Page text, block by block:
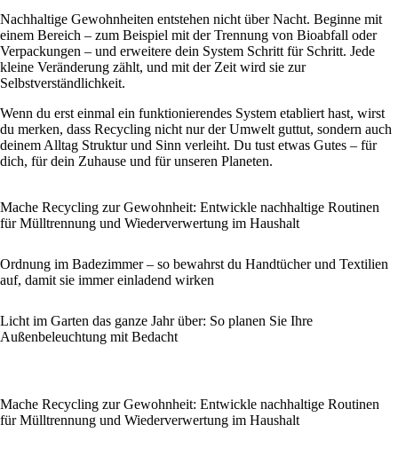
Nachhaltige Gewohnheiten entstehen nicht über Nacht. Beginne mit
einem Bereich – zum Beispiel mit der Trennung von Bioabfall oder
Verpackungen – und erweitere dein System Schritt für Schritt. Jede
kleine Veränderung zählt, und mit der Zeit wird sie zur
Selbstverständlichkeit.
Wenn du erst einmal ein funktionierendes System etabliert hast, wirst
du merken, dass Recycling nicht nur der Umwelt guttut, sondern auch
deinem Alltag Struktur und Sinn verleiht. Du tust etwas Gutes – für
dich, für dein Zuhause und für unseren Planeten.
Mache Recycling zur Gewohnheit: Entwickle nachhaltige Routinen
für Mülltrennung und Wiederverwertung im Haushalt
Ordnung im Badezimmer – so bewahrst du Handtücher und Textilien
auf, damit sie immer einladend wirken
Licht im Garten das ganze Jahr über: So planen Sie Ihre
Außenbeleuchtung mit Bedacht
Mache Recycling zur Gewohnheit: Entwickle nachhaltige Routinen
für Mülltrennung und Wiederverwertung im Haushalt